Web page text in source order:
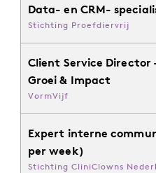
Data- en CRM-
Stichting Proefdiervrij
Client Service Director
Groei & Impact
VormVijf
Expert interne
per week)
Stichting CliniClowns